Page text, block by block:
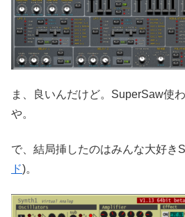
ま、良いんだけど。SuperSaw使
や。
で、結局挿したのはみんな大好き
ド)。